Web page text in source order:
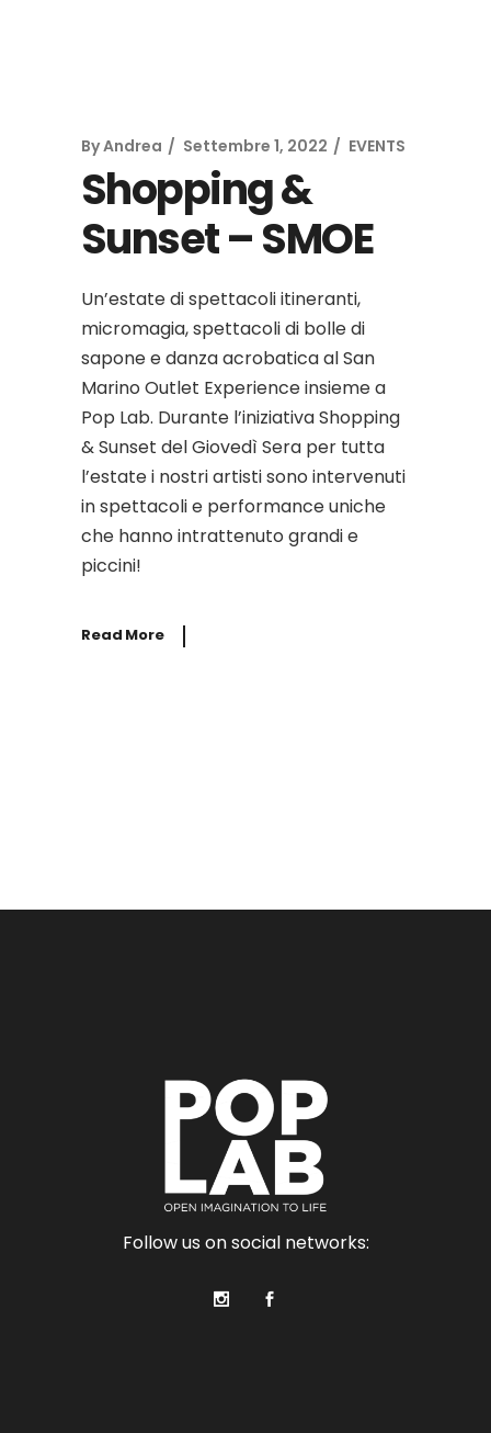
ByAndrea Settembre 1, 2022 EVENTS
Shopping &
Sunset – SMOE
Un’estate di spettacoli itineranti,
micromagia, spettacoli di bolle di
sapone e danza acrobatica al San
Marino Outlet Experience insieme a
Pop Lab. Durante l’iniziativa Shopping
& Sunset del Giovedì Sera per tutta
l’estate i nostri artisti sono intervenuti
in spettacoli e performance uniche
che hanno intrattenuto grandi e
piccini!
Read More
Follow us on social networks: